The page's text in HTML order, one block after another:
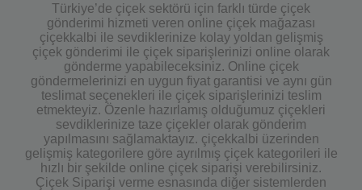
Türkiye’de çiçek sektörü için farklı türde çiçek
gönderimi hizmeti veren online çiçek mağazası
çiçekkalbi ile sevdiklerinize kolay yoldan gelişmiş
çiçek gönderimi ile çiçek siparişlerinizi online olarak
gönderme yapabileceksiniz. Online çiçek
göndermelerinizi en uygun fiyat garantisi ve aynı gün
teslimat seçenekleri ile çiçek siparişlerinizi teslim
etmekteyiz. Özenle hazırlamış olduğumuz çiçekleri
sevdiklerinize taze çiçekler olarak gönderim
yapılmasını sağlamaktayız. çiçekkalbi üzerinden
gelişmiş kategorilere göre ayrılmış çiçek kategorileri ile
hızlı bir şekilde online çiçek siparişi verebilirsiniz.
Çiçek Siparişi verme esnasında diğer sistemlerden